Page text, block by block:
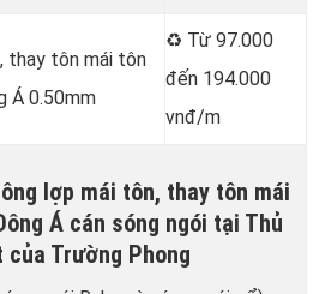
thay tôn mái tôn
Á 0.50mm
♻️ Từ 97.000
đến 194.000
vnđ/m
lợp mái tôn, thay tôn mái
Á cán sóng ngói tại Thủ
của Trường Phong